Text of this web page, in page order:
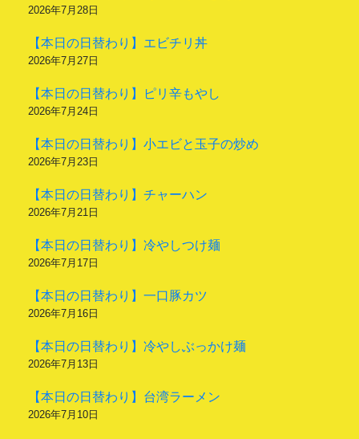
2026年7月28日
【本日の日替わり】エビチリ丼
2026年7月27日
【本日の日替わり】ピリ辛もやし
2026年7月24日
【本日の日替わり】小エビと玉子の炒め
2026年7月23日
【本日の日替わり】チャーハン
2026年7月21日
【本日の日替わり】冷やしつけ麺
2026年7月17日
【本日の日替わり】一口豚カツ
2026年7月16日
【本日の日替わり】冷やしぶっかけ麺
2026年7月13日
【本日の日替わり】台湾ラーメン
2026年7月10日